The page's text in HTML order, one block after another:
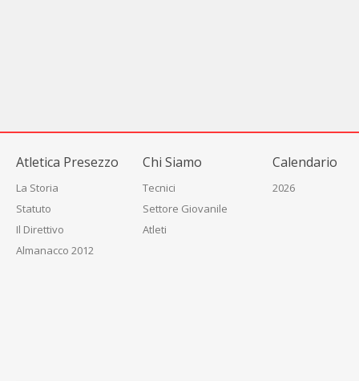
Atletica Presezzo
La Storia
Statuto
Il Direttivo
Almanacco 2012
Chi Siamo
Tecnici
Settore Giovanile
Atleti
Calendario
2026